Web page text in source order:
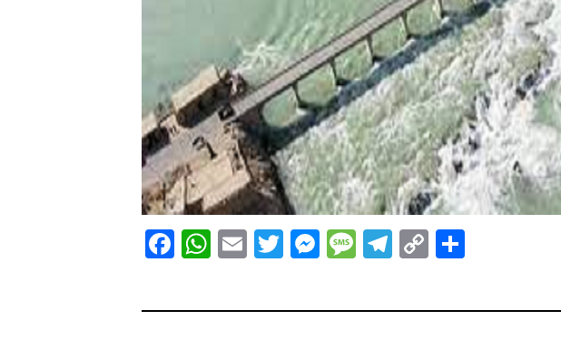
Facebook
WhatsApp
EmailTwitter
Messenger
Message
Telegram
Copy